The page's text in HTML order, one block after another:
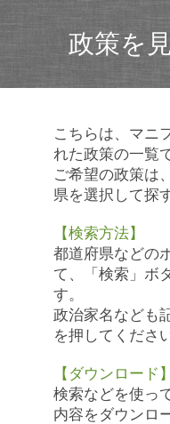
政策を
こちらは、マニ
れた政策の一覧
ご希望の政策は
県を選択して探
【検索方法】
都道府県などの
て、「検索」ボ
す。
政治家名なども
を押してください
【ダウンロード】
検索などを使っ
内容をダウンロ